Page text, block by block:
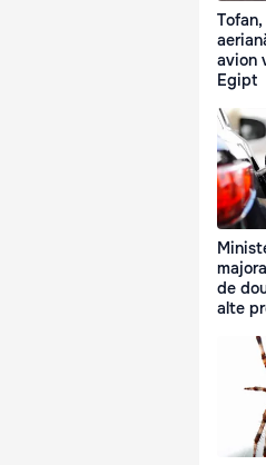
avion
Egipt
de
alte